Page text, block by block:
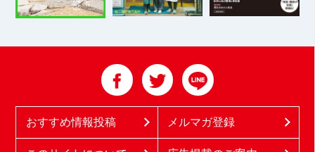
おすすめ情報投稿 メルマガ登録